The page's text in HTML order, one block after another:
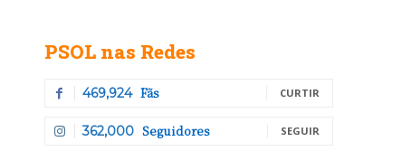
PSOL nas Redes
469,924 Fãs CURTIR
362,000 Seguidores SEGUIR